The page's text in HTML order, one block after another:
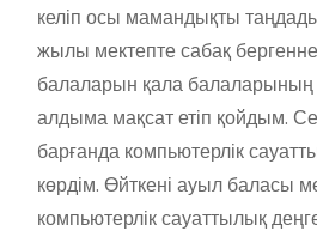
келіп осы мамандықты
жылы мектепте сабақ
балаларын қала балаларының
алдыма мақсат етіп қойдым.
барғанда компьютерлік
көрдім. Өйткені ауыл баласы
компьютерлік сауаттылық